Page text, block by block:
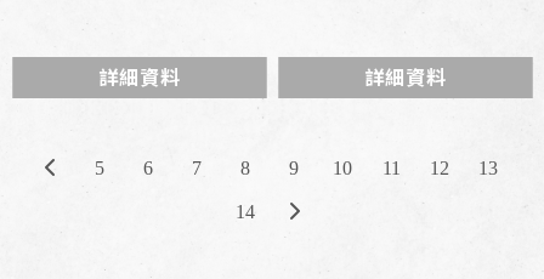
詳細資料 詳細資料
5 6 7 8 9 10 11 12 13
14